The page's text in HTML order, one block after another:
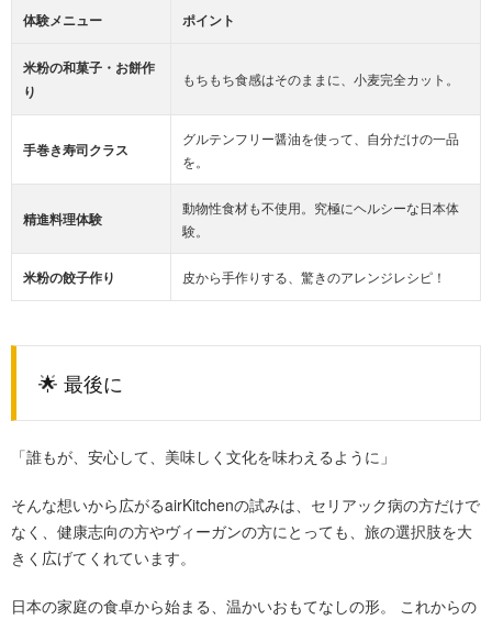
体験メニュー ポイント
米粉の和菓子・お餅作
り
もちもち食感はそのままに、小麦完全カット。
手巻き寿司クラス
グルテンフリー醤油を使って、自分だけの一品
を。
精進料理体験
動物性食材も不使用。究極にヘルシーな日本体
験。
米粉の餃子作り 皮から手作りする、驚きのアレンジレシピ！
🌟 最後に
「誰もが、安心して、美味しく文化を味わえるように」
そんな想いから広がるairKitchenの試みは、セリアック病の方だけで
なく、健康志向の方やヴィーガンの方にとっても、旅の選択肢を大
きく広げてくれています。
日本の家庭の食卓から始まる、温かいおもてなしの形。 これからの